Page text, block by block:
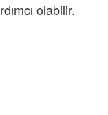
olabilir.